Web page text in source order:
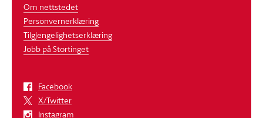
Om nettstedet
Personvernerklæring
Tilgjengelighetserklæring
Jobb på Stortinget
Facebook
X/Twitter
Instagram